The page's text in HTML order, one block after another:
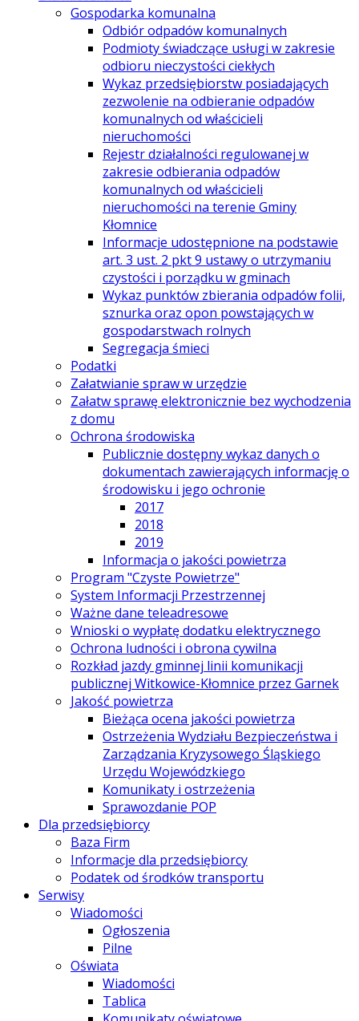
Gospodarka komunalna
Odbiór odpadów komunalnych
Podmioty świadczące usługi w zakresie
odbioru nieczystości ciekłych
Wykaz przedsiębiorstw posiadających
zezwolenie na odbieranie odpadów
komunalnych od właścicieli
nieruchomości
Rejestr działalności regulowanej w
zakresie odbierania odpadów
komunalnych od właścicieli
nieruchomości na terenie Gminy
Kłomnice
Informacje udostępnione na podstawie
art. 3 ust. 2 pkt 9 ustawy o utrzymaniu
czystości i porządku w gminach
Wykaz punktów zbierania odpadów folii,
sznurka oraz opon powstających w
gospodarstwach rolnych
Segregacja śmieci
Podatki
Załatwianie spraw w urzędzie
Załatw sprawę elektronicznie bez wychodzenia
z domu
Ochrona środowiska
Publicznie dostępny wykaz danych o
dokumentach zawierających informację o
środowisku i jego ochronie
2017
2018
2019
Informacja o jakości powietrza
Program "Czyste Powietrze"
System Informacji Przestrzennej
Ważne dane teleadresowe
Wnioski o wypłatę dodatku elektrycznego
Ochrona ludności i obrona cywilna
Rozkład jazdy gminnej linii komunikacji
publicznej Witkowice-Kłomnice przez Garnek
Jakość powietrza
Bieżąca ocena jakości powietrza
Ostrzeżenia Wydziału Bezpieczeństwa i
Zarządzania Kryzysowego Śląskiego
Urzędu Wojewódzkiego
Komunikaty i ostrzeżenia
Sprawozdanie POP
Dla przedsiębiorcy
Baza Firm
Informacje dla przedsiębiorcy
Podatek od środków transportu
Serwisy
Wiadomości
Ogłoszenia
Pilne
Oświata
Wiadomości
Tablica